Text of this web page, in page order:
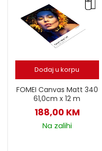
Dodaj u korpu
FOMEI Canvas Matt 340
61,0cm x 12 m
188,00 KM
Na zalihi